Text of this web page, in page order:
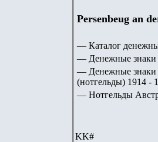
Persenbeug an
— Каталог
— Денежные знаки
— Денежные знаки
(нотгельды) 1914 -
— Нотгельды
KK#